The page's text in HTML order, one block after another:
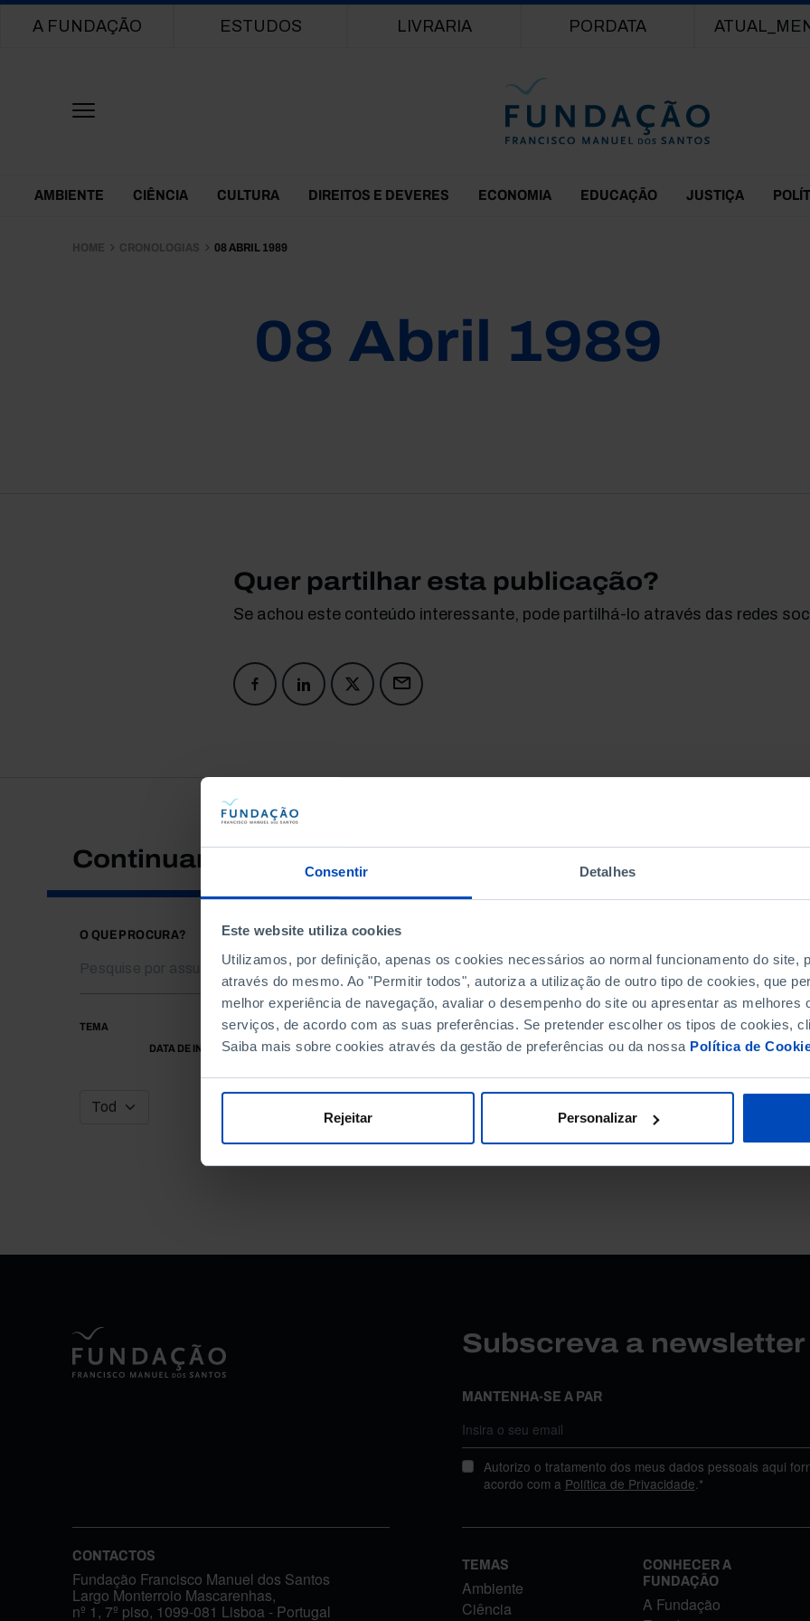
Consentir Detalhes
Este website utiliza cookies
Utilizamos, por definição, apenas os cookies necessários ao normal funcionamento do site,
através do mesmo. Ao "Permitir todos", autoriza a utilização de outro tipo de cookies, que
melhor experiência de navegação, avaliar o desempenho do site ou apresentar as melhores
serviços, de acordo com as suas preferências. Se pretender escolher os tipos de cookies,
Saiba mais sobre cookies através da gestão de preferências ou da nossa Política de
Rejeitar Personalizar
Main navigation
A FUNDAÇÃO ESTUDOS LIVRARIA PORDATA
Themes Menu
AMBIENTE CIÊNCIA CULTURA DIREITOS E DEVERES ECONOMIA EDUCAÇÃO JUSTIÇA
HOME CRONOLOGIAS 08 ABRIL 1989
08 Abril 1989
Quer partilhar esta publicação?
Se achou este conteúdo interessante, pode partilhá-lo através das redes
Continuar a pesquisar
O QUE PROCURA?
TEMA
DATA DE INÍCIO
DATA DE FIM
Subscreva a
MANTENHA-SE A PAR
Autorizo o tratamento dos meus dados pessoais aqui
acordo com a Política de Privacidade.*
CONTACTOS
Fundação Francisco Manuel dos Santos
Largo Monterroio Mascarenhas,
nº 1, 7º piso, 1099-081 Lisboa - Portugal
TEMAS
Ambiente
Ciência
CONHECER A
FUNDAÇÃO
A Fundação